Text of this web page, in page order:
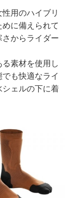
用のハイブリ
に備えられて
からライダー
素材を使用し
も快適なライ
シェルの下に着